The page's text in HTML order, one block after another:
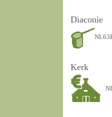
Diaconie
Kerk